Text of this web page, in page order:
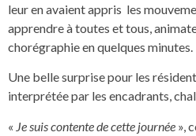
leur en avaient appris les
apprendre à toutes et tous,
chorégraphie en quelques
Une belle surprise pour les
interprétée par les encadrants,
« Je suis contente de cette journée »,